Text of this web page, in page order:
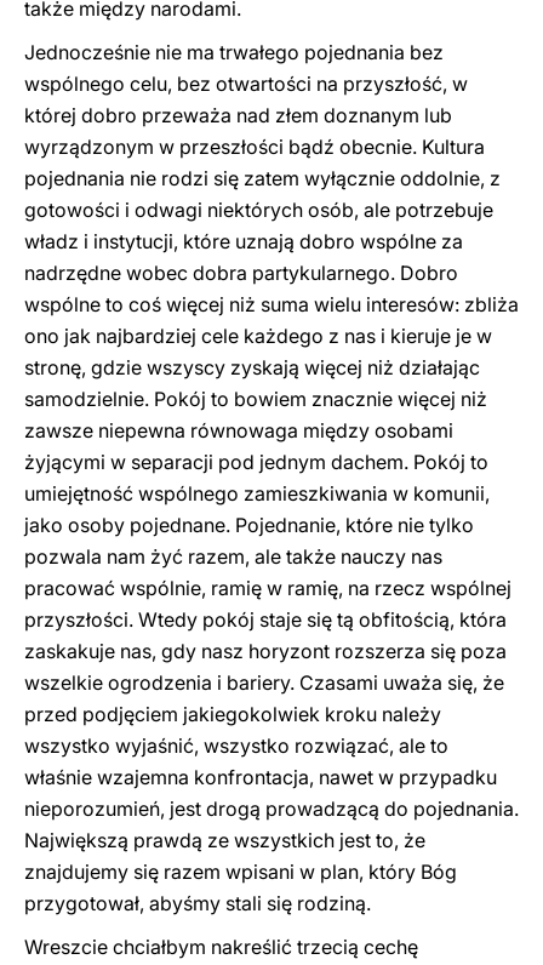
także między narodami.
Jednocześnie nie ma trwałego pojednania bez
wspólnego celu, bez otwartości na przyszłość, w
której dobro przeważa nad złem doznanym lub
wyrządzonym w przeszłości bądź obecnie. Kultura
pojednania nie rodzi się zatem wyłącznie oddolnie, z
gotowości i odwagi niektórych osób, ale potrzebuje
władz i instytucji, które uznają dobro wspólne za
nadrzędne wobec dobra partykularnego. Dobro
wspólne to coś więcej niż suma wielu interesów: zbliża
ono jak najbardziej cele każdego z nas i kieruje je w
stronę, gdzie wszyscy zyskają więcej niż działając
samodzielnie. Pokój to bowiem znacznie więcej niż
zawsze niepewna równowaga między osobami
żyjącymi w separacji pod jednym dachem. Pokój to
umiejętność wspólnego zamieszkiwania w komunii,
jako osoby pojednane. Pojednanie, które nie tylko
pozwala nam żyć razem, ale także nauczy nas
pracować wspólnie, ramię w ramię, na rzecz wspólnej
przyszłości. Wtedy pokój staje się tą obfitością, która
zaskakuje nas, gdy nasz horyzont rozszerza się poza
wszelkie ogrodzenia i bariery. Czasami uważa się, że
przed podjęciem jakiegokolwiek kroku należy
wszystko wyjaśnić, wszystko rozwiązać, ale to
właśnie wzajemna konfrontacja, nawet w przypadku
nieporozumień, jest drogą prowadzącą do pojednania.
Największą prawdą ze wszystkich jest to, że
znajdujemy się razem wpisani w plan, który Bóg
przygotował, abyśmy stali się rodziną.
Wreszcie chciałbym nakreślić trzecią cechę